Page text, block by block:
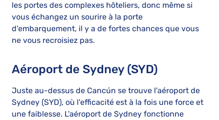
les portes des complexes hôteliers, donc même si
vous échangez un sourire à la porte
d'embarquement, il y a de fortes chances que vous
ne vous recroisiez pas.
Aéroport de Sydney (SYD)
Juste au-dessus de Cancún se trouve l'aéroport de
Sydney (SYD), où l'efficacité est à la fois une force et
une faiblesse. L'aéroport de Sydney fonctionne